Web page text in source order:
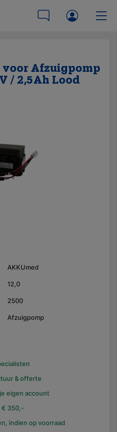
voor Afzuigpomp
/ 2,5Ah Lood
AKKUmed
12,0
2500
Afzuigpomp
& offerte
eigen account
€ 350,-
indien op voorraad